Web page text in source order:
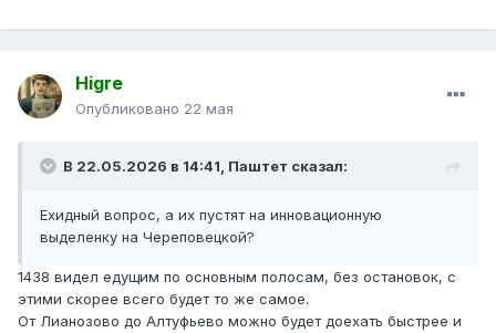
Higre
Опубликовано 22 мая
В 22.05.2026 в 14:41, Паштет сказал:
Ехидный вопрос, а их пустят на инновационную
выделенку на Череповецкой?
1438 видел едущим по основным полосам, без остановок, с
этими скорее всего будет то же самое.
От Лианозово до Алтуфьево можно будет доехать быстрее и